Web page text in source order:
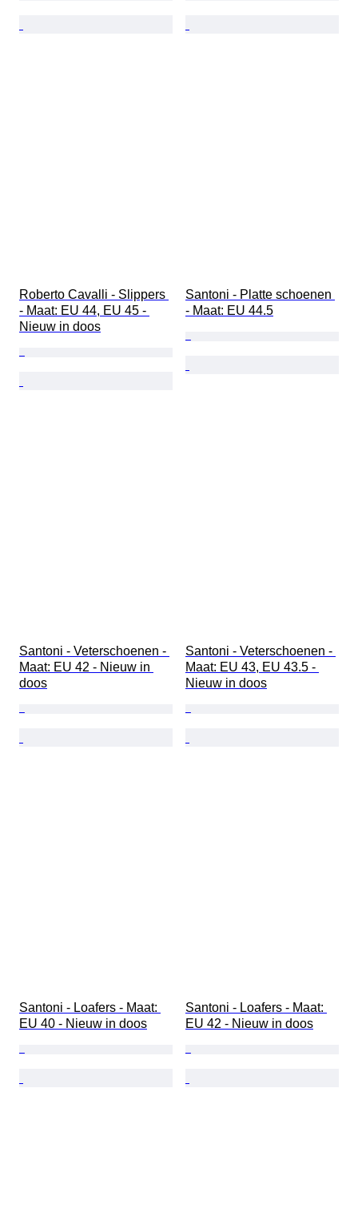
Roberto Cavalli - Slippers
- Maat: EU 44, EU 45 -
Nieuw in doos
Santoni - Platte schoenen
- Maat: EU 44.5
Santoni - Veterschoenen -
Maat: EU 42 - Nieuw in
doos
Santoni - Veterschoenen -
Maat: EU 43, EU 43.5 -
Nieuw in doos
Santoni - Loafers - Maat:
EU 40 - Nieuw in doos
Santoni - Loafers - Maat:
EU 42 - Nieuw in doos